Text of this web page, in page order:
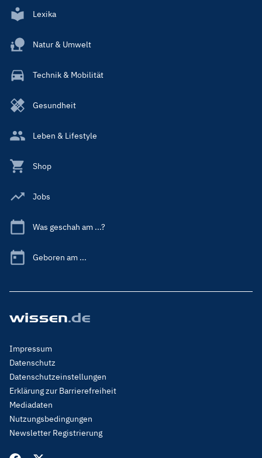
Lexika
Natur & Umwelt
Technik & Mobilität
Gesundheit
Leben & Lifestyle
Shop
Jobs
Was geschah am ...?
Geboren am ...
Footer
Menu
Legal
Impressum
Datenschutz
Datenschutzeinstellungen
Erklärung zur Barrierefreiheit
Mediadaten
Nutzungsbedingungen
Newsletter Registrierung